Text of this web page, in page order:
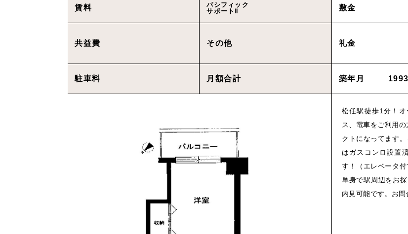
賃貸オーナー様へ
物件を買いたい方へ
プライ
野々市市
賃料
パシフィック
サポートⅡ
敷金
共益費 その他 礼金
駐車料 月額合計 築年月
松任駅徒歩1分！
ス、電車をご利用
クトになってます
はガスコンロ設置
す！（エレベータ
単身で駅周辺をお
内見可能です。お問